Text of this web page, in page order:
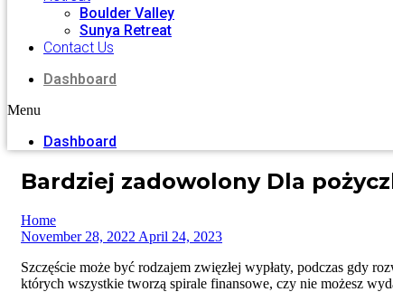
Boulder Valley
Sunya Retreat
Contact Us
Dashboard
Menu
Dashboard
Bardziej zadowolony Dla
Home
November 28, 2022 April 24, 2023
Szczęście może być rodzajem zwięzłej wypłaty, podczas gdy
których wszystkie tworzą spirale finansowe, czy nie możesz